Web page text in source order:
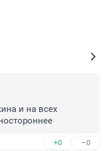
и на всех
+0 –0